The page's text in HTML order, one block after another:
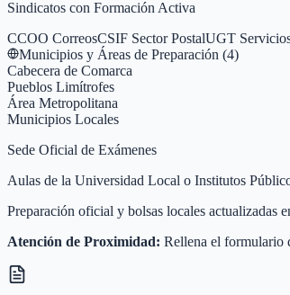
Sindicatos con Formación Activa
CCOO CorreosCSIF Sector PostalUGT
Municipios y Áreas de Preparación (4)
Cabecera de Comarca
Pueblos Limítrofes
Área Metropolitana
Municipios Locales
Sede Oficial de Exámenes
Aulas de la Universidad Local o Institutos
Preparación oficial y bolsas locales actualizadas
Atención de Proximidad: Rellena el formulario